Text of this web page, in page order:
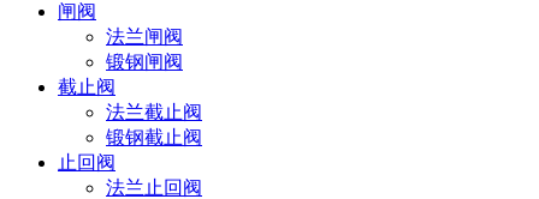
闸阀
法兰闸阀
锻钢闸阀
截止阀
法兰截止阀
锻钢截止阀
止回阀
法兰止回阀